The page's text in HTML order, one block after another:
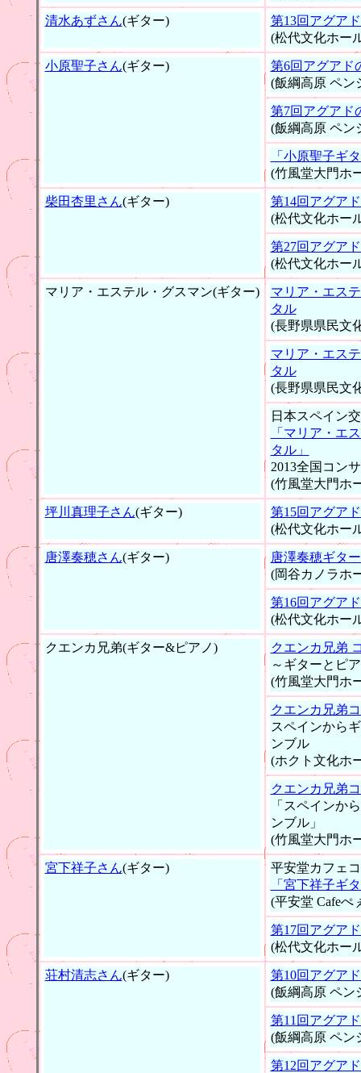
清水あずさん(ギター)
第13回アグア
(松代文化ホー
小原聖子さん(ギター)
第6回アグアド
(飯綱高原 ペン
第7回アグアド
(飯綱高原 ペン
「小原聖子ギ
(竹風堂大門ホ
柴田杏里さん(ギター)
第14回アグア
(松代文化ホー
第27回アグア
(松代文化ホー
マリア・エステル・グスマン(ギター)
マリア・エス
タル
(長野県県民文
マリア・エス
タル
(長野県県民文
日本スペイン
「マリア・エ
タル」
2013全国コン
(竹風堂大門ホ
坪川真理子さん(ギター)
第15回アグア
(松代文化ホー
唐澤奏穂さん(ギター)
唐澤奏穂ギタ
(岡谷カノラホ
第16回アグア
(松代文化ホー
クエンカ兄弟(ギター&ピアノ)
クエンカ兄弟
～ギターとピ
(竹風堂大門ホ
クエンカ兄弟
スペインから
ンブル
(ホクト文化ホ
クエンカ兄弟
「スペインか
ンブル」
(竹風堂大門ホ
宮下祥子さん(ギター)
平安堂カフェ
「宮下祥子ギ
(平安堂 Cafeぺ
第17回アグア
(松代文化ホー
荘村清志さん(ギター)
第10回アグア
(飯綱高原 ペン
第11回アグア
(飯綱高原 ペン
第12回アグア